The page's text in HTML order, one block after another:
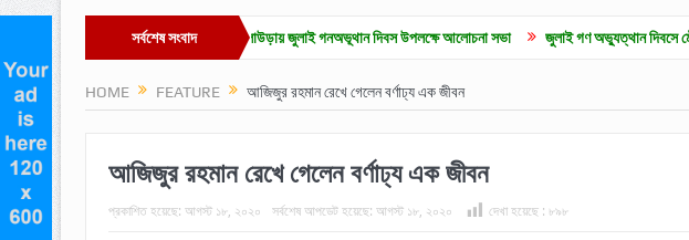
সর্বশেষ সংবাদ
প্রদান অনুষ্ঠান সম্পন্ন কুলাউড়ায় জুলাই গনঅভূথান দিবস উপলক্ষে আলোচনা সভা জুলাই গণ অভ্যুত্থান দিবসে মৌলভীবাজারে
HOME FEATURE আজিজুর রহমান রেখে গেলেন বর্ণাঢ্য এক জীবন
আজিজুর রহমান রেখে গেলেন বর্ণাঢ্য এক জীবন
প্রকাশিত হয়েছে: আগস্ট ১৮, ২০২০ সর্বশেষ আপডেট হয়েছে: আগস্ট ১৮, ২০২০ দেখা হয়েছে : ৮৯৮